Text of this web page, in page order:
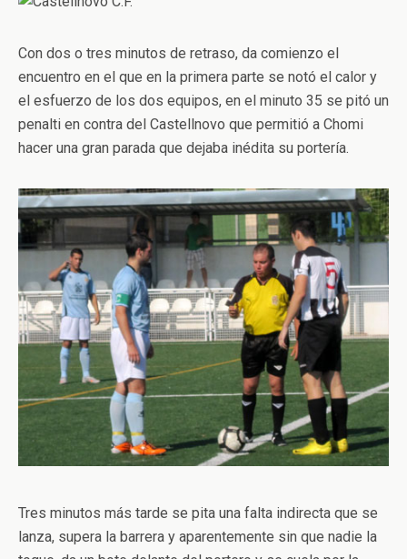
Con dos o tres minutos de retraso, da comienzo el
encuentro en el que en la primera parte se notó el calor y
el esfuerzo de los dos equipos, en el minuto 35 se pitó un
penalti en contra del Castellnovo que permitió a Chomi
hacer una gran parada que dejaba inédita su portería.
Tres minutos más tarde se pita una falta indirecta que se
lanza, supera la barrera y aparentemente sin que nadie la